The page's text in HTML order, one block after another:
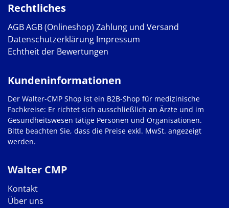
Rechtliches
AGBAGB (Onlineshop) Zahlung und Versand
Datenschutzerklärung Impressum
Echtheit der Bewertungen
Walter CMP
Kontakt
Über uns
Kundeninformationen
Der Walter-CMP Shop ist ein B2B-Shop für medizinische
Fachkreise: Er richtet sich ausschließlich an Ärzte und im
Gesundheitswesen tätige Personen und Organisationen.
Bitte beachten Sie, dass die Preise exkl. MwSt. angezeigt
werden.